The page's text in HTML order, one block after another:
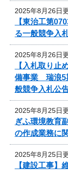
2025年8月26日
【東治工第
る一般競争入
2025年8月26日
【入札取り止
備事業 瑞浪5
般競争入札公
2025年8月25日
ぎふ環境教育
の作成業務に
2025年8月25日
【建設工事